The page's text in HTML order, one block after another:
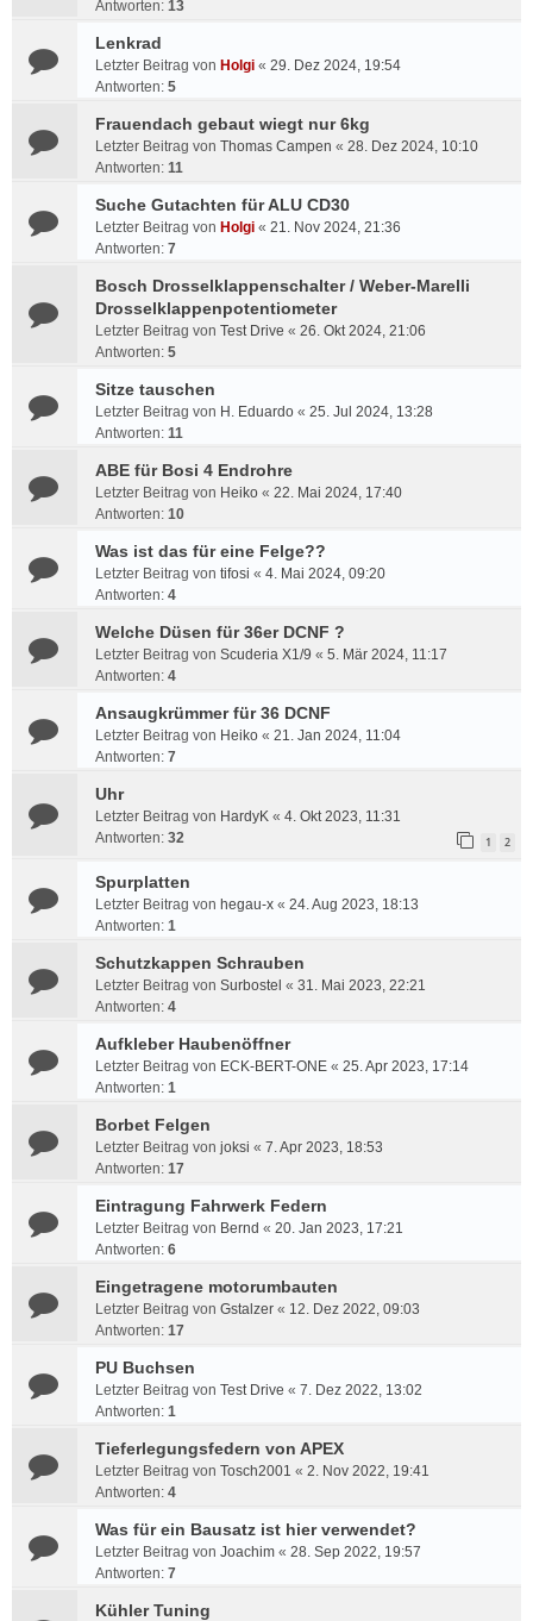
Antworten: 13
Lenkrad
Letzter Beitrag von Holgi « 29. Dez 2024, 19:54
Antworten: 5
Frauendach gebaut wiegt nur 6kg
Letzter Beitrag von Thomas Campen « 28. Dez 2024, 10:10
Antworten: 11
Suche Gutachten für ALU CD30
Letzter Beitrag von Holgi « 21. Nov 2024, 21:36
Antworten: 7
Bosch Drosselklappenschalter / Weber-Marelli
Drosselklappenpotentiometer
Letzter Beitrag von Test Drive « 26. Okt 2024, 21:06
Antworten: 5
Sitze tauschen
Letzter Beitrag von H. Eduardo « 25. Jul 2024, 13:28
Antworten: 11
ABE für Bosi 4 Endrohre
Letzter Beitrag von Heiko « 22. Mai 2024, 17:40
Antworten: 10
Was ist das für eine Felge??
Letzter Beitrag von tifosi « 4. Mai 2024, 09:20
Antworten: 4
Welche Düsen für 36er DCNF ?
Letzter Beitrag von Scuderia X1/9 « 5. Mär 2024, 11:17
Antworten: 4
Ansaugkrümmer für 36 DCNF
Letzter Beitrag von Heiko « 21. Jan 2024, 11:04
Antworten: 7
Uhr
Letzter Beitrag von HardyK « 4. Okt 2023, 11:31
Antworten: 32 1 2
Spurplatten
Letzter Beitrag von hegau-x « 24. Aug 2023, 18:13
Antworten: 1
Schutzkappen Schrauben
Letzter Beitrag von Surbostel « 31. Mai 2023, 22:21
Antworten: 4
Aufkleber Haubenöffner
Letzter Beitrag von ECK-BERT-ONE « 25. Apr 2023, 17:14
Antworten: 1
Borbet Felgen
Letzter Beitrag von joksi « 7. Apr 2023, 18:53
Antworten: 17
Eintragung Fahrwerk Federn
Letzter Beitrag von Bernd « 20. Jan 2023, 17:21
Antworten: 6
Eingetragene motorumbauten
Letzter Beitrag von Gstalzer « 12. Dez 2022, 09:03
Antworten: 17
PU Buchsen
Letzter Beitrag von Test Drive « 7. Dez 2022, 13:02
Antworten: 1
Tieferlegungsfedern von APEX
Letzter Beitrag von Tosch2001 « 2. Nov 2022, 19:41
Antworten: 4
Was für ein Bausatz ist hier verwendet?
Letzter Beitrag von Joachim « 28. Sep 2022, 19:57
Antworten: 7
Kühler Tuning